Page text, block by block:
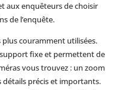
aux enquêteurs de choisir
de l’enquête.
plus couramment utilisées.
fixe et permettent de
vous trouvez : un zoom
précis et importants.